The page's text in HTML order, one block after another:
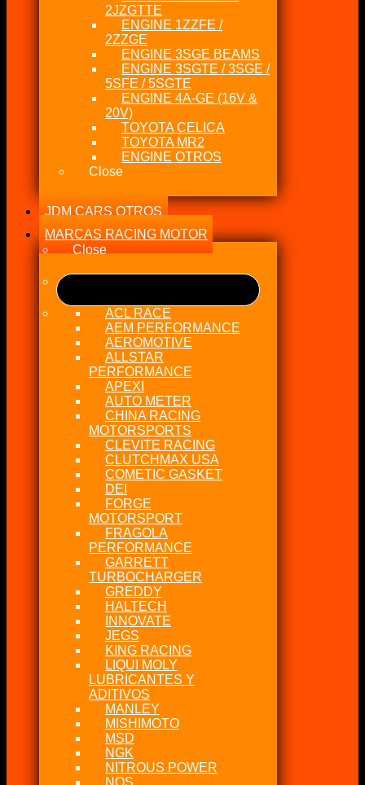
2JZGTTE
ENGINE 1ZZFE /
2ZZGE
ENGINE 3SGE BEAMS
ENGINE 3SGTE / 3SGE /
5SFE / 5SGTE
ENGINE 4A-GE (16V &
20V)
TOYOTA CELICA
TOYOTA MR2
ENGINE OTROS
Close
JDM CARS OTROS
MARCAS RACING MOTOR
Close
ACL RACE
AEM PERFORMANCE
AEROMOTIVE
ALLSTAR
PERFORMANCE
APEXI
AUTO METER
CHINA RACING
MOTORSPORTS
CLEVITE RACING
CLUTCHMAX USA
COMETIC GASKET
DEI
FORGE
MOTORSPORT
FRAGOLA
PERFORMANCE
GARRETT
TURBOCHARGER
GREDDY
HALTECH
INNOVATE
JEGS
KING RACING
LIQUI MOLY
LUBRICANTES Y
ADITIVOS
MANLEY
MISHIMOTO
MSD
NGK
NITROUS POWER
NOS